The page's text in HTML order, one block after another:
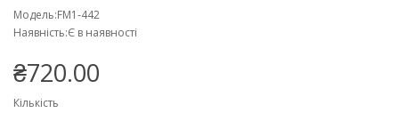
Модель:FM1-442
Наявність:Є в наявності
₴720.00
Кількість